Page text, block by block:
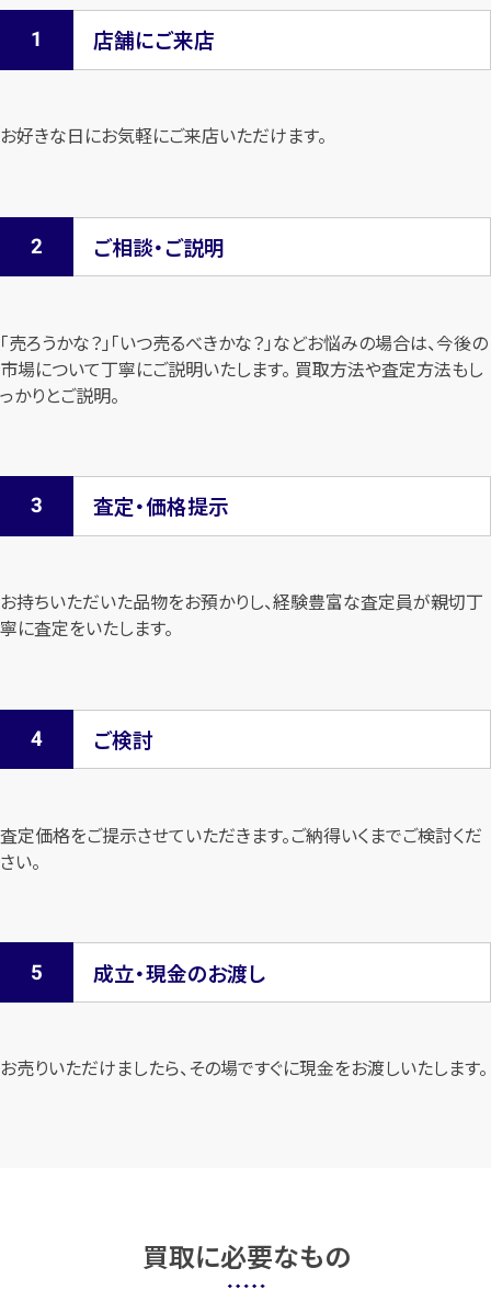
店舗にご来店
お好きな日にお気軽にご来店いただけます。
ご相談・ご説明
「売ろうかな？」「いつ売るべきかな？」などお悩みの場合は、今後の
市場について丁寧にご説明いたします。 買取方法や査定方法もし
っかりとご説明。
査定・価格提示
お持ちいただいた品物をお預かりし、経験豊富な査定員が親切丁
寧に査定をいたします。
ご検討
査定価格をご提示させていただきます。ご納得いくまでご検討くだ
さい。
成立・現金のお渡し
お売りいただけましたら、その場ですぐに現金をお渡しいたします。
買取に必要なもの